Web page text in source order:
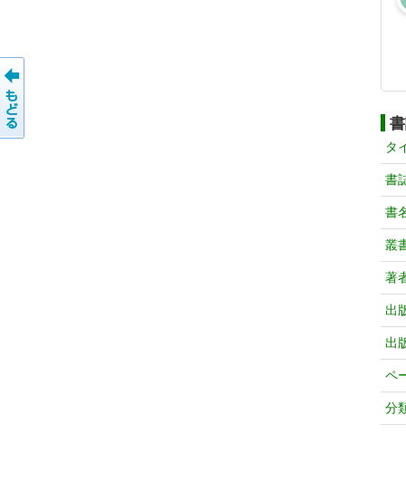
タ
書
書
叢
著
出
出
ペ
分